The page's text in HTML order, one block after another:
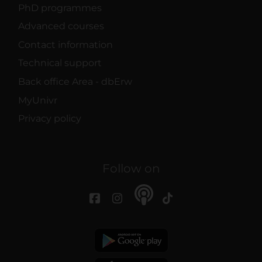
PhD programmes
Advanced courses
Contact information
Technical support
Back office Area - dbErw
MyUnivr
Privacy policy
Follow on